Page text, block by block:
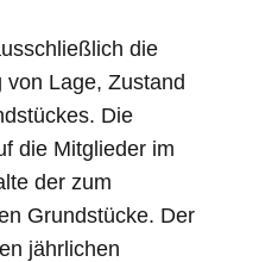
die
Lage, Zustand
Die
die Mitglieder im
der zum
Grundstücke. Der
jährlichen